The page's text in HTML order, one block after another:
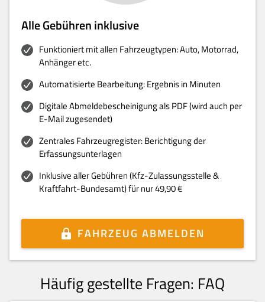
Alle Gebühren inklusive
Funktioniert mit allen Fahrzeugtypen: Auto, Motorrad,
Anhänger etc.
Automatisierte Bearbeitung: Ergebnis in Minuten
Digitale Abmeldebescheinigung als PDF (wird auch per
E-Mail zugesendet)
Zentrales Fahrzeugregister: Berichtigung der
Erfassungsunterlagen
Inklusive aller Gebühren (Kfz-Zulassungsstelle &
Kraftfahrt-Bundesamt) für nur 49,90 €
FAHRZEUG ABMELDEN
Häufig gestellte Fragen: FAQ